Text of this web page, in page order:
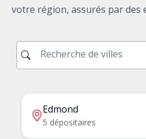
votre région, assurés par des
Edmond
5 dépositaires